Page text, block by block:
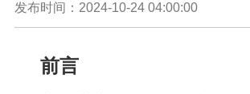
发布时间：2024-10-24 04:00:00
前言